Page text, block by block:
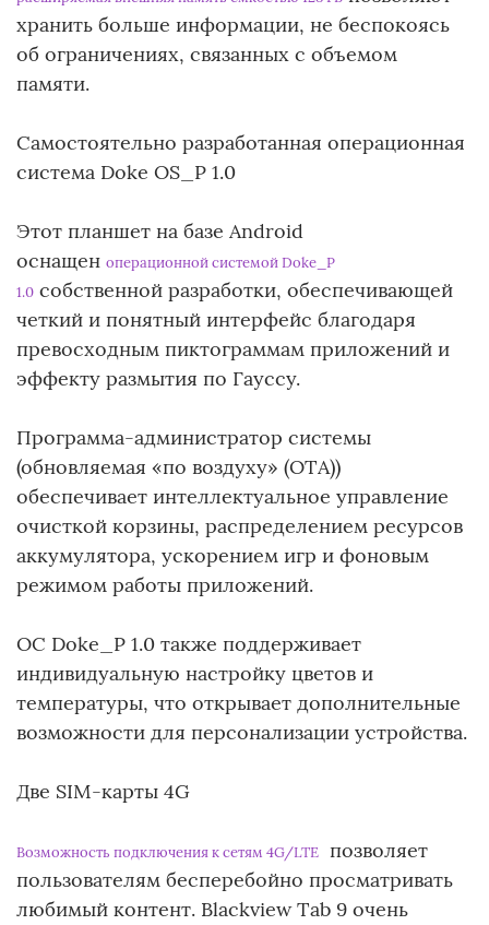
хранить больше информации, не беспокоясь
об ограничениях, связанных с объемом
памяти.
Самостоятельно разработанная операционная
система Doke OS_P 1.0
Этот планшет на базе Android
оснащен операционной системой Doke_P
1.0 собственной разработки, обеспечивающей
четкий и понятный интерфейс благодаря
превосходным пиктограммам приложений и
эффекту размытия по Гауссу.
Программа-администратор системы
(обновляемая «по воздуху» (OTA))
обеспечивает интеллектуальное управление
очисткой корзины, распределением ресурсов
аккумулятора, ускорением игр и фоновым
режимом работы приложений.
ОС Doke_P 1.0 также поддерживает
индивидуальную настройку цветов и
температуры, что открывает дополнительные
возможности для персонализации устройства.
Две SIM-карты 4G
Возможность подключения к сетям 4G/LTE позволяет
пользователям бесперебойно просматривать
любимый контент. Blackview Tab 9 очень